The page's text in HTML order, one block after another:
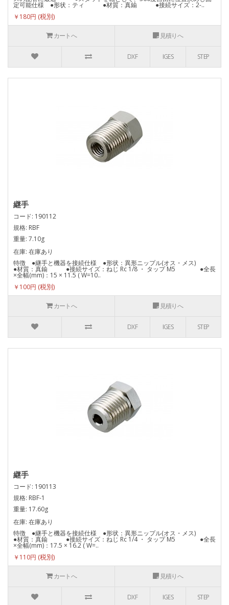
定可能仕様 ●形状：ティ ●材質：真鍮 ●接続サイズ：2-..
￥180円
カートへ 見積りへ
DXF IGES STEP
継手
コード: 190112
規格: RBF
重量: 7.10g
在庫: 在庫あり
特徴 ●継手と機器を接続仕様 ●形状：異形ニップル(オス・メス)
●材質：真鍮 ●接続サイズ：ねじ Rc 1/8 ・ タップ M5 ●全長
×全幅(mm)：15 × 11.5 ( W=10..
￥100円
カートへ 見積りへ
DXF IGES STEP
継手
コード: 190113
規格: RBF-1
重量: 17.60g
在庫: 在庫あり
特徴 ●継手と機器を接続仕様 ●形状：異形ニップル(オス・メス)
●材質：真鍮 ●接続サイズ：ねじ Rc 1/4 ・ タップ M5 ●全長
×全幅(mm)：17.5 × 16.2 ( W=..
￥110円
カートへ 見積りへ
DXF IGES STEP